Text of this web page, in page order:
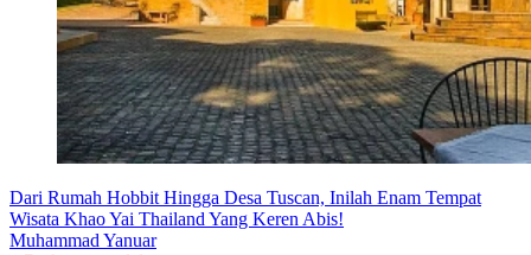
Dari Rumah Hobbit Hingga Desa Tuscan, Inilah Enam Tempat
Wisata Khao Yai Thailand Yang Keren Abis!
Muhammad Yanuar